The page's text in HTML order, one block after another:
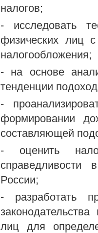
налогов;
- исследовать
физических лиц
налогообложения;
- на основе
тенденции
-
формировании
составляющей
- оценить
справедливости
России;
- разработать
лиц для